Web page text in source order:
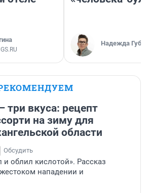
Надежда
три вкуса: рецепт
на зиму для
области
Обсудить
и облил кислотой». Рассказ
нападении и